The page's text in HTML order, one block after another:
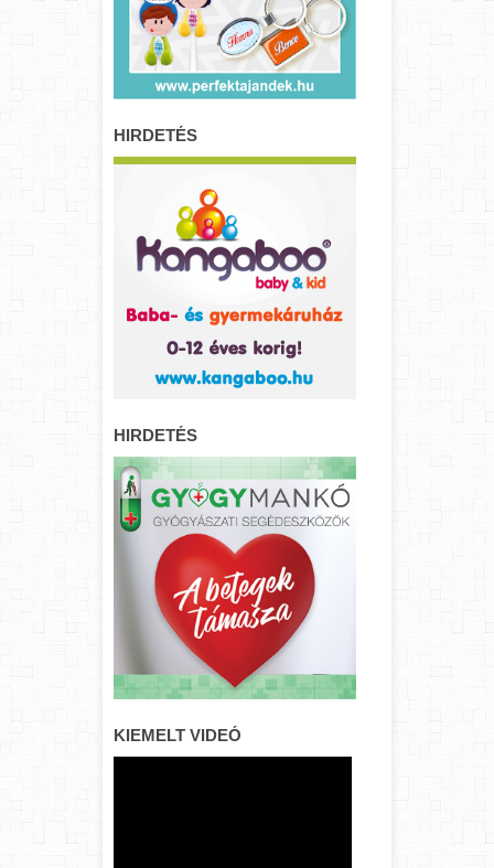
HIRDETÉS
HIRDETÉS
KIEMELT VIDEÓ